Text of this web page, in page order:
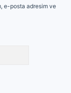
e-posta adresim ve